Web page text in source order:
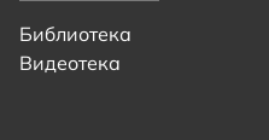
Библиотека
Видеотека